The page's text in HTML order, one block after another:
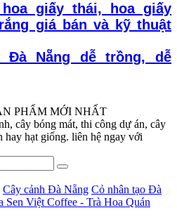
giấy thái, hoa giấy
giá bán và kỹ thuật
Đà Nẵng dễ trồng, dễ
PHẨM MỚI NHẤT
cây bóng mát, thi công dự án, cây
hay hạt giống. liên hệ ngay với
Cây cảnh Đà Nẵng Cỏ nhân tạo Đà
Sen Việt Coffee - Trà Hoa Quán